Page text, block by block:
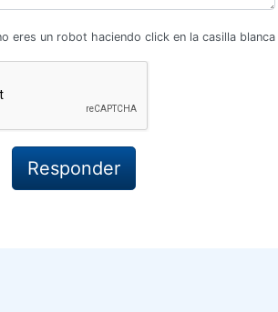
eres un robot haciendo click en la casilla blanca